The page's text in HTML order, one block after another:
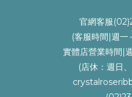
官網客服
(客服時間|週
實體店營業時間|
(店休：週日